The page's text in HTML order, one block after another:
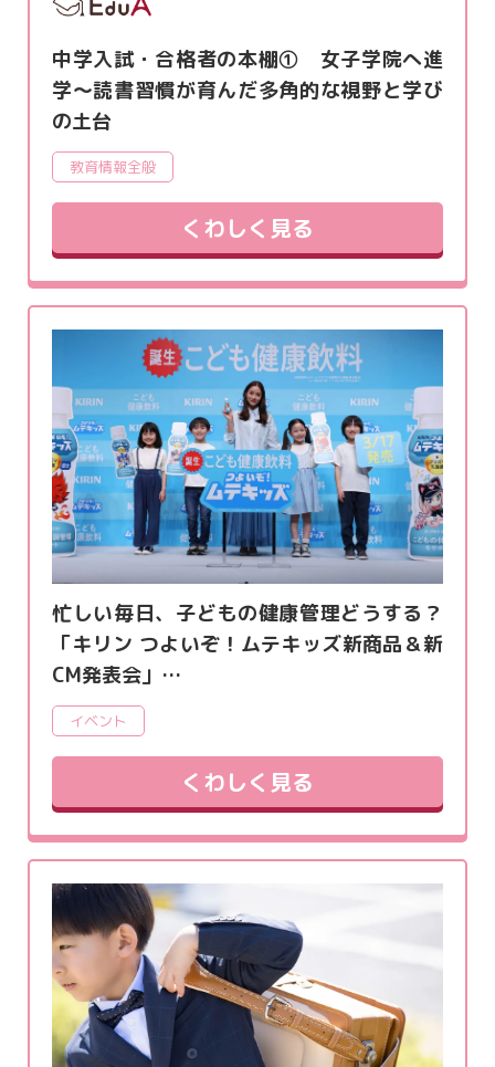
中学入試・合格者の本棚① 女子学院へ進
学～読書習慣が育んだ多角的な視野と学び
の土台
教育情報全般
くわしく見る
忙しい毎日、子どもの健康管理どうする？
「キリン つよいぞ！ムテキッズ新商品＆新
CM発表会」…
イベント
くわしく見る